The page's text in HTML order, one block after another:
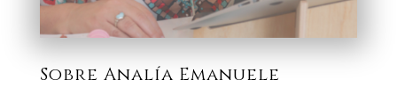
Sobre Analía Emanuele